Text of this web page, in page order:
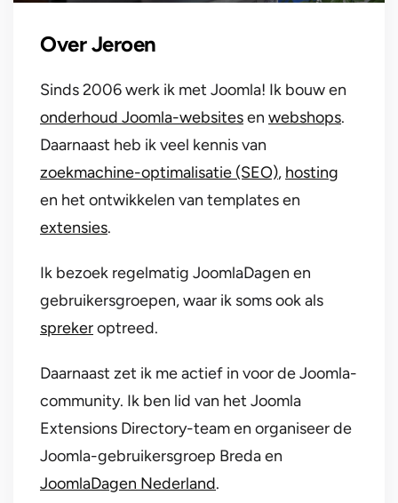
Over Jeroen
Sinds 2006 werk ik met Joomla! Ik bouw en
onderhoud Joomla-websitesen webshops.
Daarnaast heb ik veel kennis van
zoekmachine-optimalisatie (SEO), hosting
en het ontwikkelen van templates en
extensies.
Ik bezoek regelmatig JoomlaDagen en
gebruikersgroepen, waar ik soms ook als
sprekeroptreed.
Daarnaast zet ik me actief in voor de Joomla-
community. Ik ben lid van het Joomla
Extensions Directory-team en organiseer de
Joomla-gebruikersgroep Breda en
JoomlaDagen Nederland.